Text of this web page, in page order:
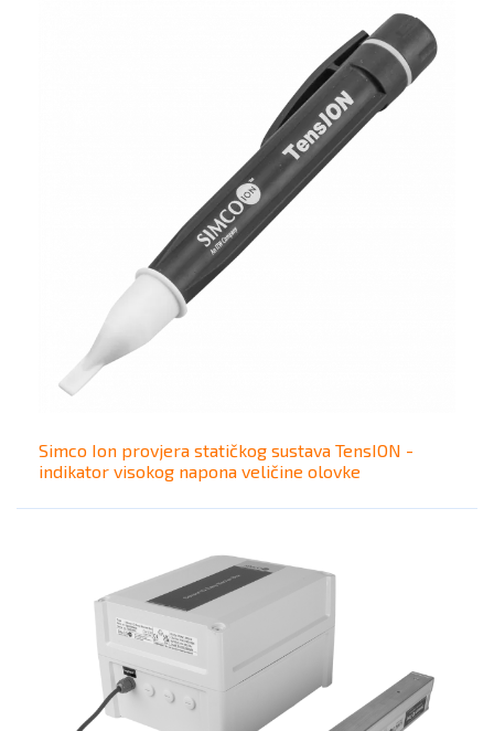
Simco Ion provjera statičkog sustava TensION -
indikator visokog napona veličine olovke